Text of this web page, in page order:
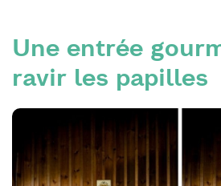
Une entrée
ravir les papilles